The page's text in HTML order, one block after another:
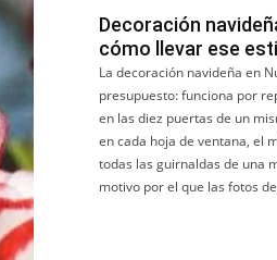
Decoración
cómo llevar ese
La decoración navideña en
presupuesto: funciona por
en las diez puertas de un
en cada hoja de ventana, el
todas las guirnaldas de una
motivo por el que las fotos